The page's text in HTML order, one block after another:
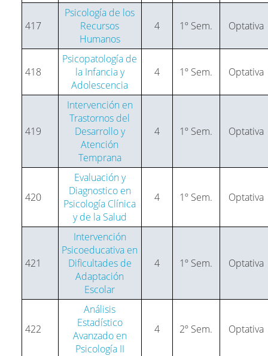
417
Psicología de los
Recursos
Humanos
4 1º Sem. Optativa
418
Psicopatología de
la Infancia y
Adolescencia
4 1º Sem. Optativa
419
Intervención en
Trastornos del
Desarrollo y
Atención
Temprana
4 1º Sem. Optativa
420
Evaluación y
Diagnostico en
Psicología Clínica
y de la Salud
4 1º Sem. Optativa
421
Intervención
Psicoeducativa en
Dificultades de
Adaptación
Escolar
4 1º Sem. Optativa
422
Análisis
Estadístico
Avanzado en
Psicología II
4 2º Sem. Optativa